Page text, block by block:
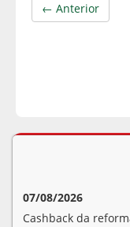
← Anterior
07/08/2026
Cashback da